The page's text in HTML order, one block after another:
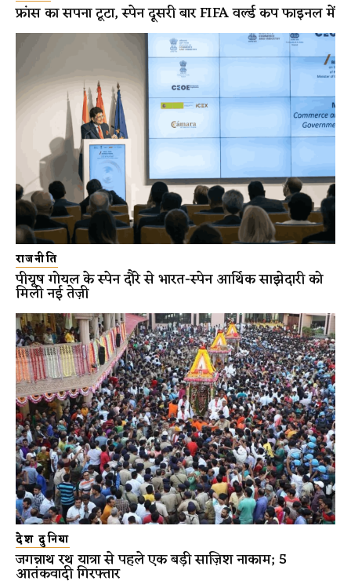
फ्रांस का सपना टूटा, स्पेन दूसरी बार FIFA वर्ल्ड कप फाइनल में
राजनीति
पीयूष गोयल के स्पेन दौरे से भारत-स्पेन आर्थिक साझेदारी को
मिली नई तेज़ी
देश दुनिया
जगन्नाथ रथ यात्रा से पहले एक बड़ी साज़िश नाकाम; 5
आतंकवादी गिरफ्तार